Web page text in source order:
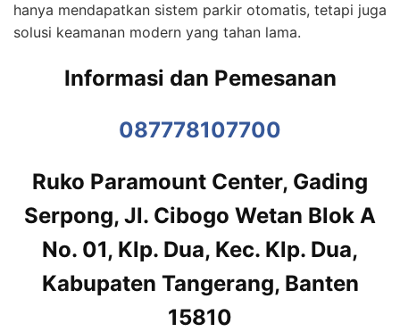
hanya mendapatkan sistem parkir otomatis, tetapi juga
solusi keamanan modern yang tahan lama.
Informasi dan Pemesanan
087778107700
Ruko Paramount Center, Gading
Serpong, Jl. Cibogo Wetan Blok A
No. 01, Klp. Dua, Kec. Klp. Dua,
Kabupaten Tangerang, Banten
15810